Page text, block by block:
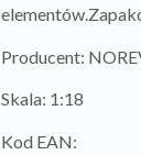
Producent:
Skala: 1:18
Kod EAN: